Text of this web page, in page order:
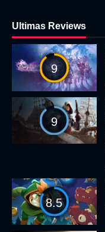
Ultimas Reviews
9
9
8.5